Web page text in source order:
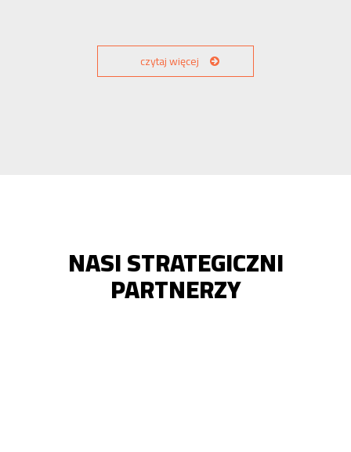
czytaj więcej
NASI STRATEGICZNI
PARTNERZY